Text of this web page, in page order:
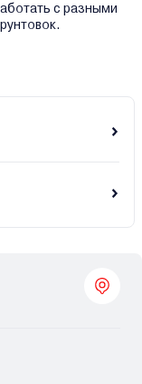
с разными